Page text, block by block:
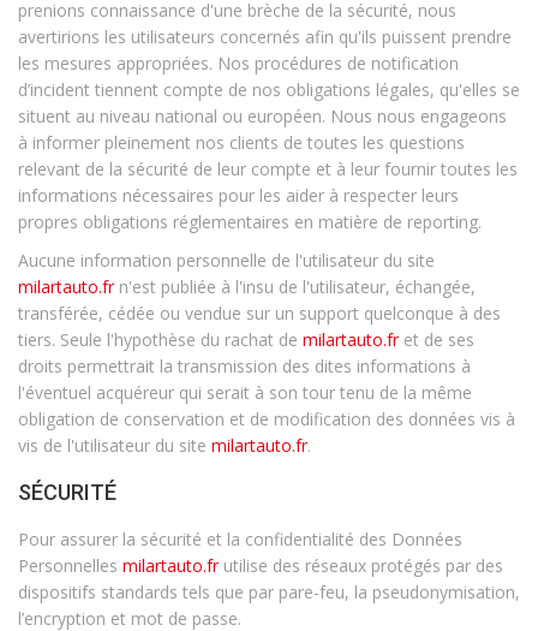
prenions connaissance d'une brèche de la sécurité, nous
avertirions les utilisateurs concernés afin qu'ils puissent prendre
les mesures appropriées. Nos procédures de notification
d’incident tiennent compte de nos obligations légales, qu'elles se
situent au niveau national ou européen. Nous nous engageons
à informer pleinement nos clients de toutes les questions
relevant de la sécurité de leur compte et à leur fournir toutes les
informations nécessaires pour les aider à respecter leurs
propres obligations réglementaires en matière de reporting.
Aucune information personnelle de l'utilisateur du site
milartauto.frn'est publiée à l'insu de l'utilisateur, échangée,
transférée, cédée ou vendue sur un support quelconque à des
tiers. Seule l'hypothèse du rachat de milartauto.fret de ses
droits permettrait la transmission des dites informations à
l'éventuel acquéreur qui serait à son tour tenu de la même
obligation de conservation et de modification des données vis à
vis de l'utilisateur du site milartauto.fr.
SÉCURITÉ
Pour assurer la sécurité et la confidentialité des Données
Personnelles milartauto.frutilise des réseaux protégés par des
dispositifs standards tels que par pare-feu, la pseudonymisation,
l’encryption et mot de passe.